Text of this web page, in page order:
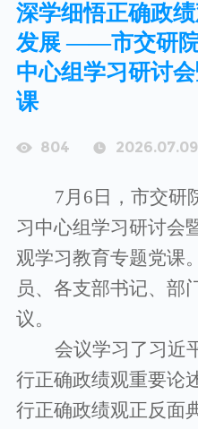
深学细悟正确政
发展 ——市交研院
中心组学习研讨
课
804 2026.07.09
7月 6 日，市交研
习中心组学习研讨会
观学习教育专题党课
员、各支部书记、部
议。
会议学习了习近
行正确政绩观重要论
行正确政绩观正反面